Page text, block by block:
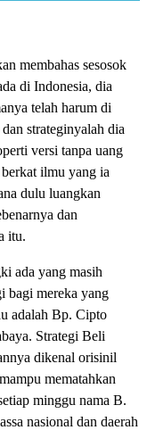
membahas sesosok
di Indonesia, dia
telah harum di
strateginyalah dia
versi tanpa uang
ilmu yang ia
dulu luangkan
dan
itu.
ada yang masih
bagi mereka yang
adalah Bp. Cipto
Strategi Beli
dikenal orisinil
mematahkan
minggu nama B.
nasional dan daerah